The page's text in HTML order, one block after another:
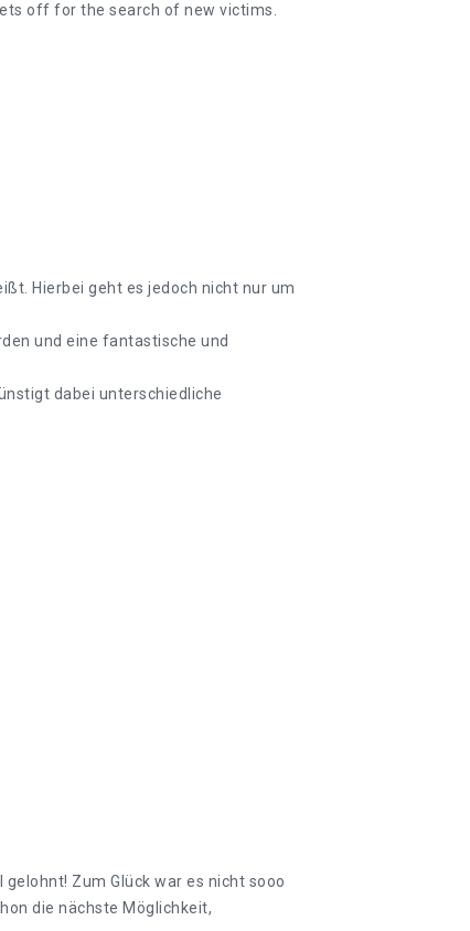
off for the search of new victims.
Hierbei geht es jedoch nicht nur um
und eine fantastische und
dabei unterschiedliche
Zum Glück war es nicht sooo
die nächste Möglichkeit,